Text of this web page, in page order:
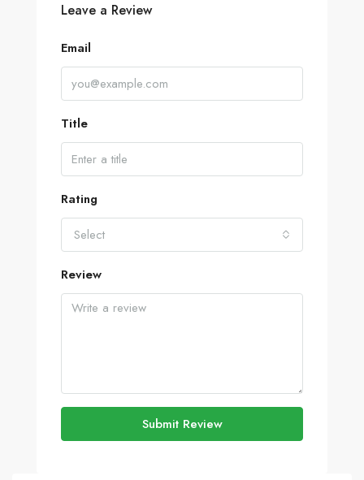
Leave a Review
Email
Title
Rating
Select
Review
Submit Review